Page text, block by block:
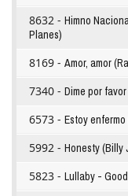
8632 - Himno
Planes)
8169 - Amor, amor
7340 - Dime por
6573 - Estoy
5992 - Honesty (Billy
5823 - Lullaby -